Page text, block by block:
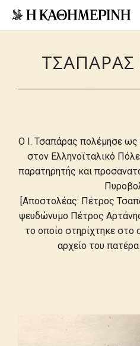
Ο Ι. Τσαπάρας πολέμησε
στoν Ελληνοϊταλικό
παρατηρητής και
[Αποστολέας: Πέτρος
ψευδώνυμο Πέτρος
το οποίο στηρίχτηκε
αρχείο του